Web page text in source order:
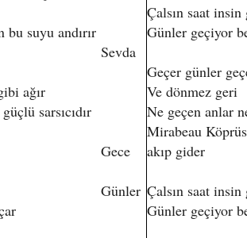
bu suyu andırır
ağır
sarsıcıdır
Çalsın saat insin
Günler geçiyor
Geçer günler
Ve dönmez geri
Ne geçen anlar
Mirabeau
akıp gider
Çalsın saat insin
Günler geçiyor